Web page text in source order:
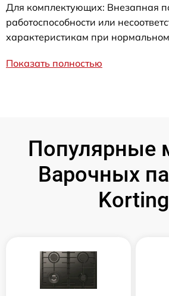
Для комплектующих: Внезапная
работоспособности или
характеристикам при
Показать полностью
Популярные
Варочных
Korting